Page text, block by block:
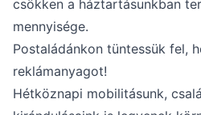
csökken a háztartásunkban
mennyisége.
Postaládánkon tüntessük fel,
reklámanyagot!
Hétköznapi mobilitásunk,